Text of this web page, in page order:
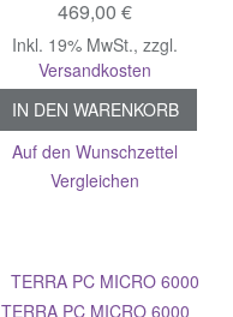
469,00 €
Inkl. 19% MwSt.,zzgl.
Versandkosten
IN DEN WARENKORB
Auf den Wunschzettel
Vergleichen
TERRA PC MICRO 6000